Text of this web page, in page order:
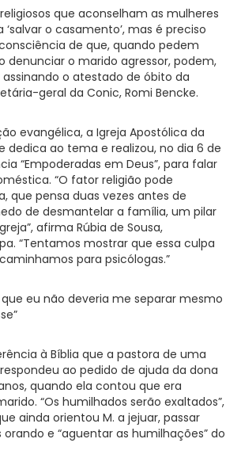
que aconselham as mulheres
o casamento’, mas é preciso
de que, quando pedem
denunciar o marido agressor, podem,
o atestado de óbito da
geral da Conic, Romi Bencke.
evangélica, a Igreja Apostólica da
dedica ao tema e realizou, no dia 6 de
“Empoderadas em Deus”, para falar
“O fator religião pode
que pensa duas vezes antes de
de desmantelar a família, um pilar
afirma Rúbia de Sousa,
“Tentamos mostrar que essa culpa
para psicólogas.”
que eu não deveria me separar mesmo
à Bíblia que a pastora de uma
ao pedido de ajuda da dona
quando ela contou que era
“Os humilhados serão exaltados”,
ainda orientou M. a jejuar, passar
e “aguentar as humilhações” do